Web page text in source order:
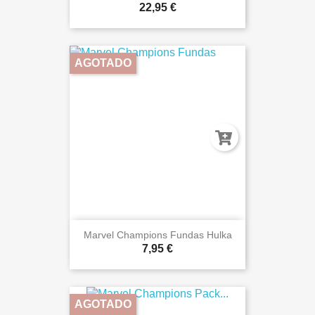
22,95 €
Marvel Champions Fundas Hulka
7,95 €
AGOTADO
AGOTADO